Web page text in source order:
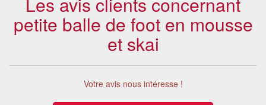
petite balle de foot en mousse
et skai
Votre avis nous intéresse !